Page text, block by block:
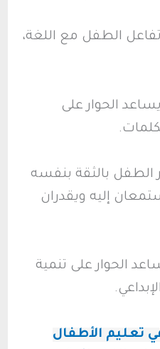
الطفل مع اللغة،
الحوار على
الطفل بالثقة بنفسه
إليه ويقدران
الحوار على تنمية
تعليم الأطفال